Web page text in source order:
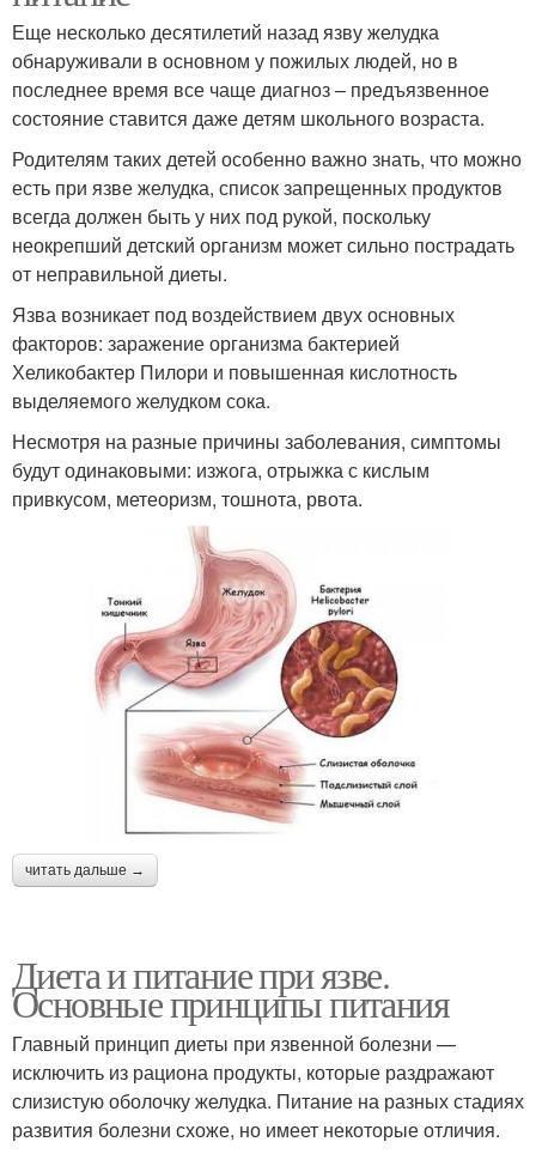
Еще несколько десятилетий назад язву желудка
обнаруживали в основном у пожилых людей, но в
последнее время все чаще диагноз – предъязвенное
состояние ставится даже детям школьного возраста.
Родителям таких детей особенно важно знать, что можно
есть при язве желудка, список запрещенных продуктов
всегда должен быть у них под рукой, поскольку
неокрепший детский организм может сильно пострадать
от неправильной диеты.
Язва возникает под воздействием двух основных
факторов: заражение организма бактерией
Хеликобактер Пилори и повышенная кислотность
выделяемого желудком сока.
Несмотря на разные причины заболевания, симптомы
будут одинаковыми: изжога, отрыжка с кислым
привкусом, метеоризм, тошнота, рвота.
читать дальше →
Диета и питание при язве.
Основные принципы питания
Главный принцип диеты при язвенной болезни —
исключить из рациона продукты, которые раздражают
слизистую оболочку желудка. Питание на разных стадиях
развития болезни схоже, но имеет некоторые отличия.